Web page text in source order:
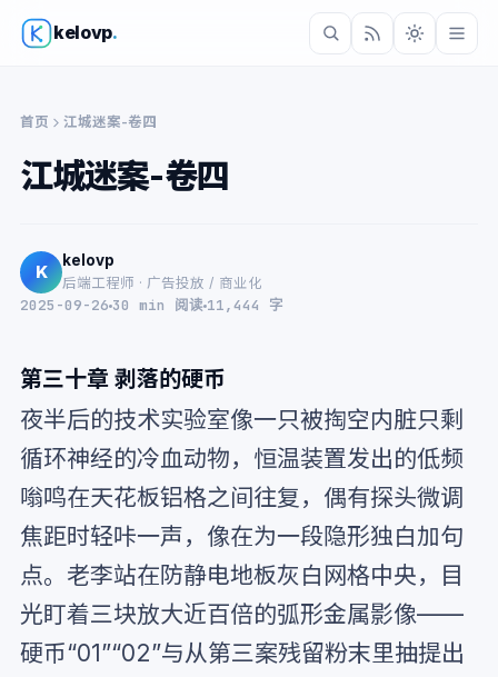
kelovp.
首页 江城迷案-卷四
江城迷案-卷四
K
kelovp
后端工程师 · 广告投放 / 商业化
2025-09-26 30 min 阅读 11,444 字
第三十章 剥落的硬币
夜半后的技术实验室像一只被掏空内脏只剩
循环神经的冷血动物，恒温装置发出的低频
嗡鸣在天花板铝格之间往复，偶有探头微调
焦距时轻咔一声，像在为一段隐形独白加句
点。老李站在防静电地板灰白网格中央，目
光盯着三块放大近百倍的弧形金属影像——
硬币“01”“02”与从第三案残留粉末里抽提出